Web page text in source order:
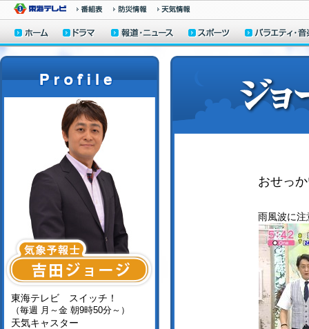
おせっ
雨風波に注
東海テレビ スイッチ！
（毎週 月～金 朝9時50分～）
天気キャスター